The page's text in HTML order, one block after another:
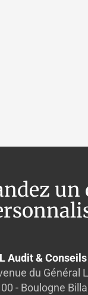
un
Audit & Conseils
du Général
- Boulogne